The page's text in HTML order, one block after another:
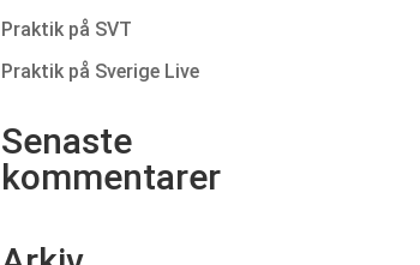
Praktik på SVT
Praktik på Sverige Live
Senaste
kommentarer